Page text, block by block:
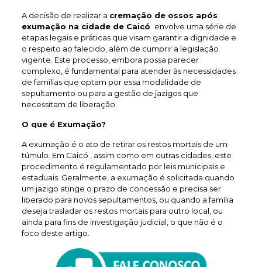
A decisão de realizar a cremação de ossos após
exumação na cidade de Caicó envolve uma série de
etapas legais e práticas que visam garantir a dignidade e
o respeito ao falecido, além de cumprir a legislação
vigente. Este processo, embora possa parecer
complexo, é fundamental para atender às necessidades
de famílias que optam por essa modalidade de
sepultamento ou para a gestão de jazigos que
necessitam de liberação.
O que é Exumação?
A exumação é o ato de retirar os restos mortais de um
túmulo. Em Caicó , assim como em outras cidades, este
procedimento é regulamentado por leis municipais e
estaduais. Geralmente, a exumação é solicitada quando
um jazigo atinge o prazo de concessão e precisa ser
liberado para novos sepultamentos, ou quando a família
deseja trasladar os restos mortais para outro local, ou
ainda para fins de investigação judicial, o que não é o
foco deste artigo.